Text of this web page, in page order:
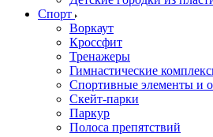
Спорт
Воркаут
Кроссфит
Тренажеры
Гимнастические
Спортивные элементы и
Скейт-парки
Паркур
Полоса препятствий